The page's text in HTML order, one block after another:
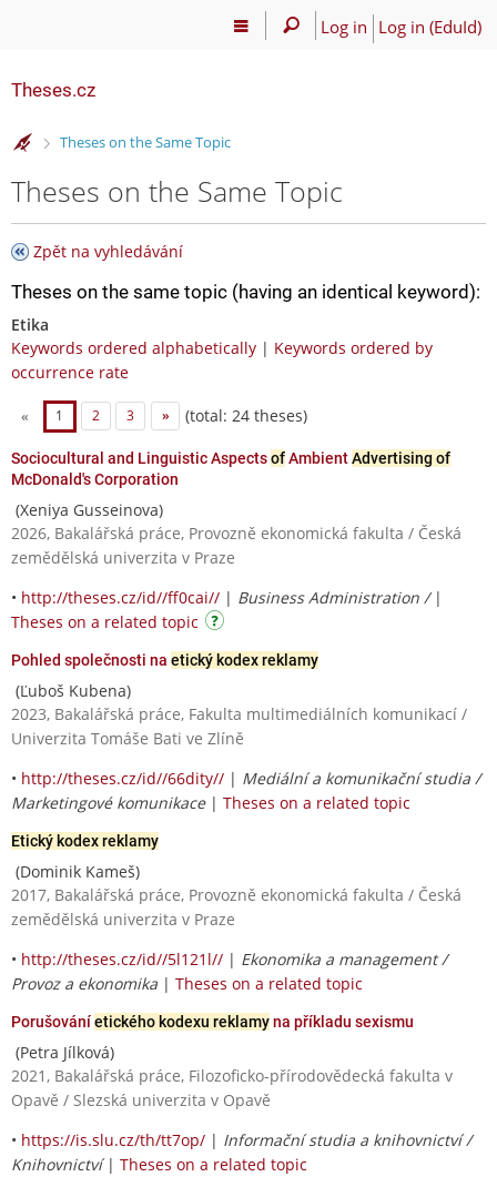
Log in Log in (EduId)
Theses.cz
>
Theses on the Same Topic
Theses on the Same Topic
Zpět na vyhledávání
Theses on the same topic (having an identical keyword):
Etika
Keywords ordered alphabetically | Keywords ordered by
occurrence rate
« 1 2 3 » (total: 24 theses)
Sociocultural and Linguistic AspectsofAmbientAdvertising of
McDonald's Corporation
(Xeniya Gusseinova)
2026, Bakalářská práce, Provozně ekonomická fakulta / Česká
zemědělská univerzita v Praze
• http://theses.cz/id//ff0cai// | Business Administration / |
Theses on a related topic
Pohled společnosti na etický kodex reklamy
(Ľuboš Kubena)
2023, Bakalářská práce, Fakulta multimediálních komunikací /
Univerzita Tomáše Bati ve Zlíně
• http://theses.cz/id//66dity// | Mediální a komunikační studia /
Marketingové komunikace| Theses on a related topic
Etický kodex reklamy
(Dominik Kameš)
2017, Bakalářská práce, Provozně ekonomická fakulta / Česká
zemědělská univerzita v Praze
• http://theses.cz/id//5l121l// | Ekonomika a management /
Provoz a ekonomika | Theses on a related topic
Porušováníetického kodexu reklamyna příkladu sexismu
(Petra Jílková)
2021, Bakalářská práce, Filozoficko-přírodovědecká fakulta v
Opavě / Slezská univerzita v Opavě
• https://is.slu.cz/th/tt7op/ | Informační studia a knihovnictví /
Knihovnictví| Theses on a related topic